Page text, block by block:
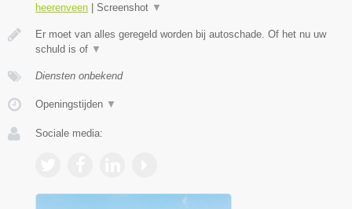
heerenveen
Screenshot ▼
Er moet van alles geregeld worden bij autoschade. Of het nu uw
schuld is of ▼
Diensten onbekend
Openingstijden ▼
Sociale media: